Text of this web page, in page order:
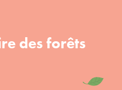
des forêts